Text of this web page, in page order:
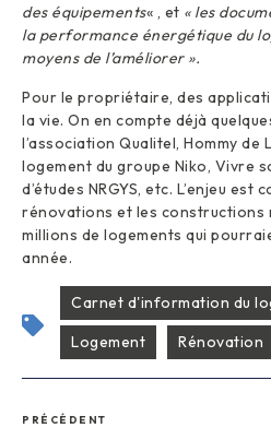
des équipements« , et « les
la performance énergétique du
moyens de l’améliorer ».
Pour le propriétaire, des
la vie. On en compte déjà
l’association Qualitel, Hommy de
logement du groupe Niko, Vivre
d’études NRGYS, etc. L’enjeu est
rénovations et les constructions
millions de logements qui
année.
Carnet d'information du
Logement
Rénovation
PRÉCÉDENT